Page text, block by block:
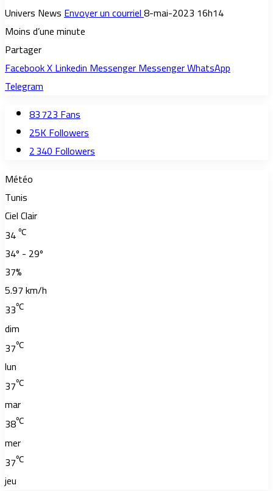
Univers NewsEnvoyer un courriel8-mai-2023 16h14
Moins d’une minute
Partager
FacebookXLinkedinMessengerMessengerWhatsApp
Telegram
83 723Fans
25KFollowers
2 340Followers
Météo
Tunis
Ciel Clair
34℃
34º - 29º
37%
5.97 km/h
33℃
dim
37℃
lun
37℃
mar
38℃
mer
37℃
jeu